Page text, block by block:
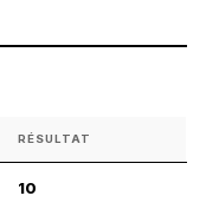
RÉSULTAT
10